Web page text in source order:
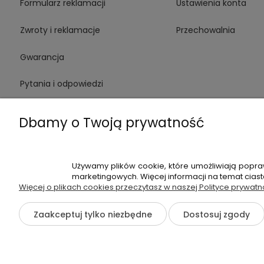
Formularz reklamacji
Zwroty i reklamacje
Gwarancja
Pytania i odpowiedzi
Ustawienia konta
Przechowalnia
+48 720
Hossa Medical Sp. z o. o. | ul.
Dbamy o Twoją prywatność
Używamy plików cookie, które umożliwiają
marketingowych. Więcej informacji na temat
Więcej o plikach cookies przeczytasz w naszej Polityce
Zaakceptuj tylko niezbędne Dostosuj zgody